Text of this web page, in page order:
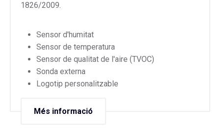
1826/2009.
Sensor d'humitat
Sensor de temperatura
Sensor de qualitat de l'aire (TVOC)
Sonda externa
Logotip personalitzable
Més informació